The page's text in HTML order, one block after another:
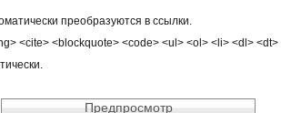
преобразуются в ссылки.
<cite> <blockquote> <code> <ul> <ol> <li> <dl> <dt>